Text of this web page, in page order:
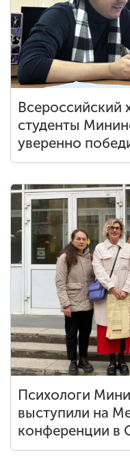
Всероссийский
студенты
уверенно
Психологи
выступили на
конференции в